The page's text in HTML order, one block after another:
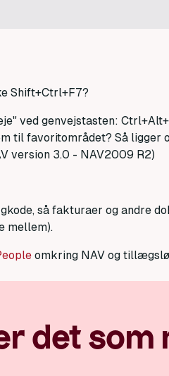
Shift+Ctrl+F7?
ved genvejstasten:
til favoritområdet? Så
version 3.0 - NAV2009 R2)
så fakturaer og andre
mellem).
omkring NAV og
det som